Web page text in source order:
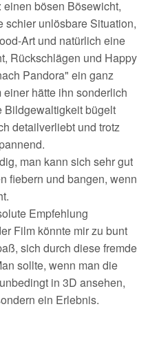
bösen Bösewicht,
unlösbare Situation,
Art und natürlich eine
Rückschlägen und Happy
Pandora" ein ganz
hätte ihn sonderlich
Bildgewaltigkeit bügelt
detailverliebt und trotz
man kann sich sehr gut
fiebern und bangen, wenn
Empfehlung
Film könnte mir zu bunt
sich durch diese fremde
sollte, wenn man die
in 3D ansehen,
ein Erlebnis.